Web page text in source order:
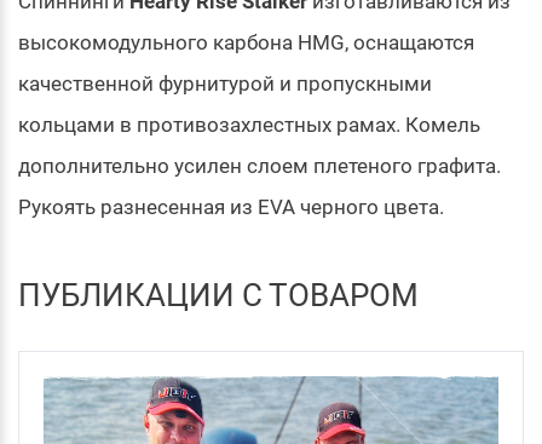
высокомодульного карбона HMG, оснащаются
качественной фурнитурой и пропускными
кольцами в противозахлестных рамах. Комель
дополнительно усилен слоем плетеного графита.
Рукоять разнесенная из EVA черного цвета.
ПУБЛИКАЦИИ С ТОВАРОМ